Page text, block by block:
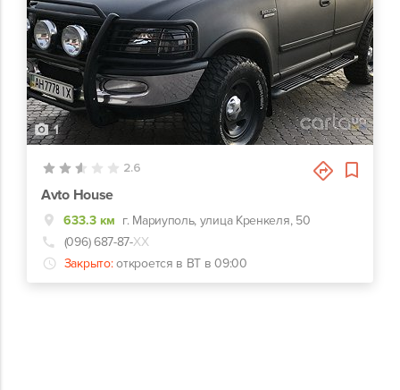
1
2.6
Avto House
633.3 км г. Мариуполь, улица Кренкеля, 50
(096) 687-87-ХХ
Закрыто: откроется в ВТ в 09:00